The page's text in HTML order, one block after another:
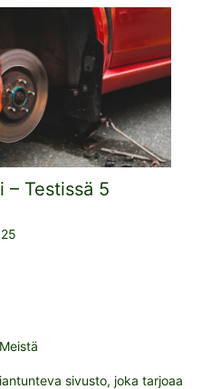
– Testissä 5
Meistä
sivusto, joka tarjoaa